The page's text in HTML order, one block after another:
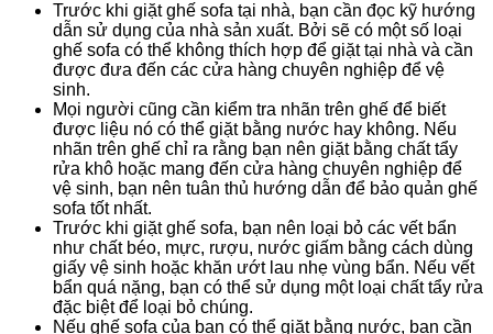
Trước khi giặt ghế sofa tại nhà, bạn cần đọc kỹ hướng
dẫn sử dụng của nhà sản xuất. Bởi sẽ có một số loại
ghế sofa có thể không thích hợp để giặt tại nhà và cần
được đưa đến các cửa hàng chuyên nghiệp để vệ
sinh.
Mọi người cũng cần kiểm tra nhãn trên ghế để biết
được liệu nó có thể giặt bằng nước hay không. Nếu
nhãn trên ghế chỉ ra rằng bạn nên giặt bằng chất tẩy
rửa khô hoặc mang đến cửa hàng chuyên nghiệp để
vệ sinh, bạn nên tuân thủ hướng dẫn để bảo quản ghế
sofa tốt nhất.
Trước khi giặt ghế sofa, bạn nên loại bỏ các vết bẩn
như chất béo, mực, rượu, nước giấm bằng cách dùng
giấy vệ sinh hoặc khăn ướt lau nhẹ vùng bẩn. Nếu vết
bẩn quá nặng, bạn có thể sử dụng một loại chất tẩy rửa
đặc biệt để loại bỏ chúng.
Nếu ghế sofa của bạn có thể giặt bằng nước, bạn cần